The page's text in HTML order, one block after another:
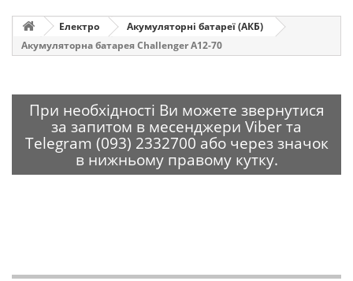
Електро
Акумуляторні батареї (АКБ)
Акумуляторна батарея Challenger A12-70
При необхідності Ви можете звернутися
за запитом в месенджери Viber та
Telegram (093) 2332700 або через значок
в нижньому правому кутку.